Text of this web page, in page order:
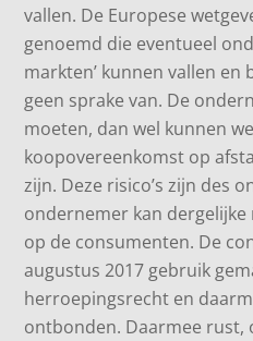
vallen. De Europese
genoemd die eventueel
markten’ kunnen vallen
geen sprake van. De
moeten, dan wel kunnen
koopovereenkomst op
zijn. Deze risico’s zijn des
ondernemer kan dergelijke
op de consumenten. De
augustus 2017 gebruik
herroepingsrecht en
ontbonden. Daarmee rust,